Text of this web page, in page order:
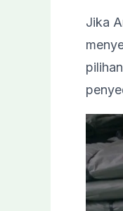
Jika